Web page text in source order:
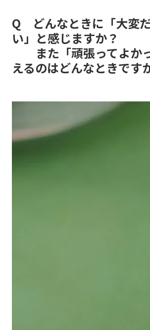
Q どんなときに「大変
い」と感じますか？
また「頑張ってよか
えるのはどんなときです